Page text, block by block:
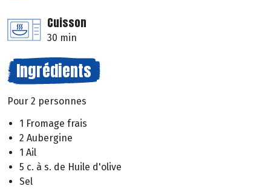
Cuisson
30 min
Ingrédients
Pour 2 personnes
1 Fromage frais
2 Aubergine
1 Ail
5 c. à s. de Huile d'olive
Sel